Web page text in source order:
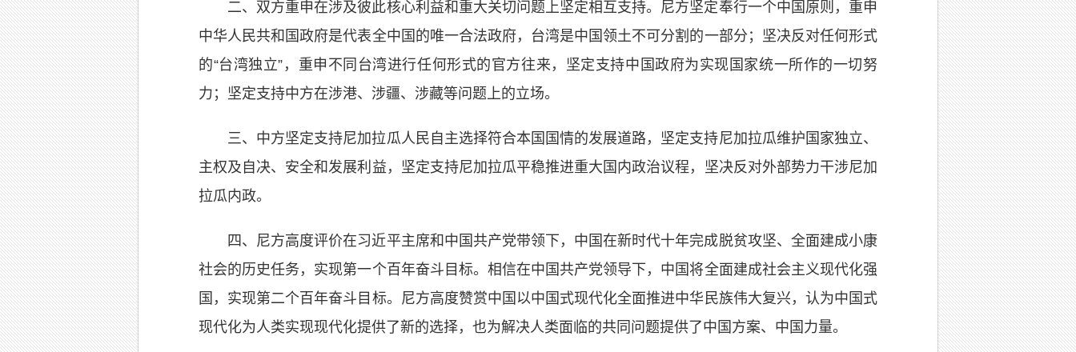
二、双方重申在涉及彼此核心利益和重大关切问题上坚定相互支持。尼方坚定奉行一个中国原则，重申
中华人民共和国政府是代表全中国的唯一合法政府，台湾是中国领土不可分割的一部分；坚决反对任何形式
的“台湾独立”，重申不同台湾进行任何形式的官方往来，坚定支持中国政府为实现国家统一所作的一切努
力；坚定支持中方在涉港、涉疆、涉藏等问题上的立场。
三、中方坚定支持尼加拉瓜人民自主选择符合本国国情的发展道路，坚定支持尼加拉瓜维护国家独立、
主权及自决、安全和发展利益，坚定支持尼加拉瓜平稳推进重大国内政治议程，坚决反对外部势力干涉尼加
拉瓜内政。
四、尼方高度评价在习近平主席和中国共产党带领下，中国在新时代十年完成脱贫攻坚、全面建成小康
社会的历史任务，实现第一个百年奋斗目标。相信在中国共产党领导下，中国将全面建成社会主义现代化强
国，实现第二个百年奋斗目标。尼方高度赞赏中国以中国式现代化全面推进中华民族伟大复兴，认为中国式
现代化为人类实现现代化提供了新的选择，也为解决人类面临的共同问题提供了中国方案、中国力量。